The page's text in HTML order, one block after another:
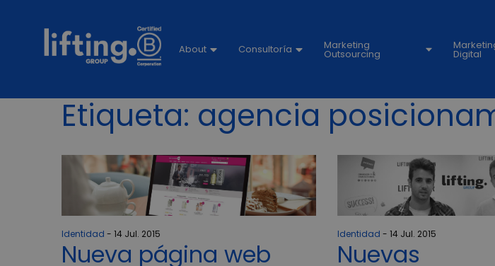
About Consultoría Marketing
Outsourcing Digital
Etiqueta: agencia
Identidad 14 Jul. 2015
Nueva página web
Identidad 14 Jul. 2015
Nuevas